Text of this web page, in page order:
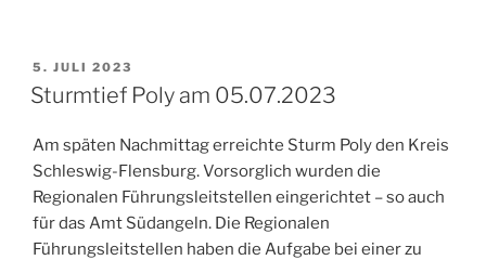
VERÖFFENTLICHT
AM
5. JULI 2023
Sturmtief Poly am 05.07.2023
Am späten Nachmittag erreichte Sturm Poly den Kreis
Schleswig-Flensburg. Vorsorglich wurden die
Regionalen Führungsleitstellen eingerichtet – so auch
für das Amt Südangeln. Die Regionalen
Führungsleitstellen haben die Aufgabe bei einer zu